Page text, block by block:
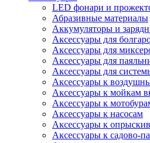
LED фонари и
Абразивные материалы
Аккумуляторы и
Аксессуары для
Аксессуары для
Аксессуары для
Аксессуары для
Аксессуары к
Аксессуары к мойкам
Аксессуары к
Аксессуары к насосам
Аксессуары к
Аксессуары к садово-